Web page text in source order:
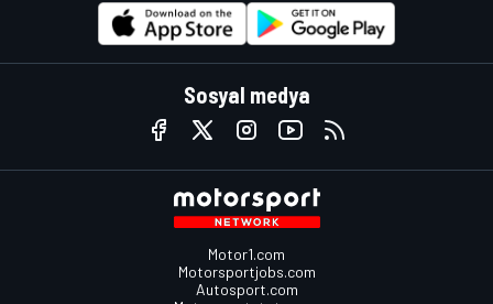
Sosyal medya
Motor1.com
Motorsportjobs.com
Autosport.com